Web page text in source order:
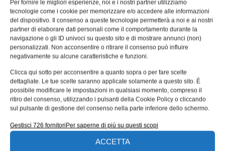
Per fornire le migliori esperienze, noi e i nostri partner utilizziamo
tecnologie come i cookie per memorizzare e/o accedere alle informazioni
del dispositivo. Il consenso a queste tecnologie permetterà a noi e ai nostri
partner di elaborare dati personali come il comportamento durante la
navigazione o gli ID univoci su questo sito e di mostrare annunci (non)
personalizzati. Non acconsentire o ritirare il consenso può influire
negativamente su alcune caratteristiche e funzioni.
Clicca qui sotto per acconsentire a quanto sopra o per fare scelte
dettagliate. Le tue scelte saranno applicate solamente a questo sito. È
possibile modificare le impostazioni in qualsiasi momento, compreso il
ritiro del consenso, utilizzando i pulsanti della Cookie Policy o cliccando
sul pulsante di gestione del consenso nella parte inferiore dello schermo.
Gestisci 726 fornitoriPer saperne di più su questi scopi
ACCETTA
da giardino, costruzione di navi, cancelli, ringhiere,
persiane – le lastre SIMOWOOD sono
estremamente versatili. Il materiale è resistente,
duraturo e richiede una manutenzione minima.
Inoltre è 100% riciclabile e può essere
ritrasformato in altri prodotti, con un impatto
positivo per l’ambiente.
Espansione della gamma
La gamma di produzione si articola in lastre nel